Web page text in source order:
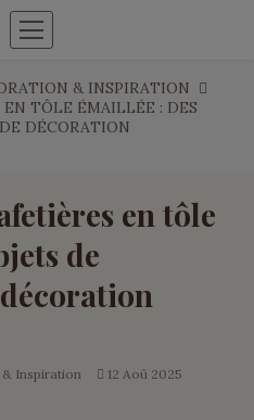
& INSPIRATION
TÔLE ÉMAILLÉE : DES
DÉCORATION
en tôle
de
Inspiration 12 Aoû 2025